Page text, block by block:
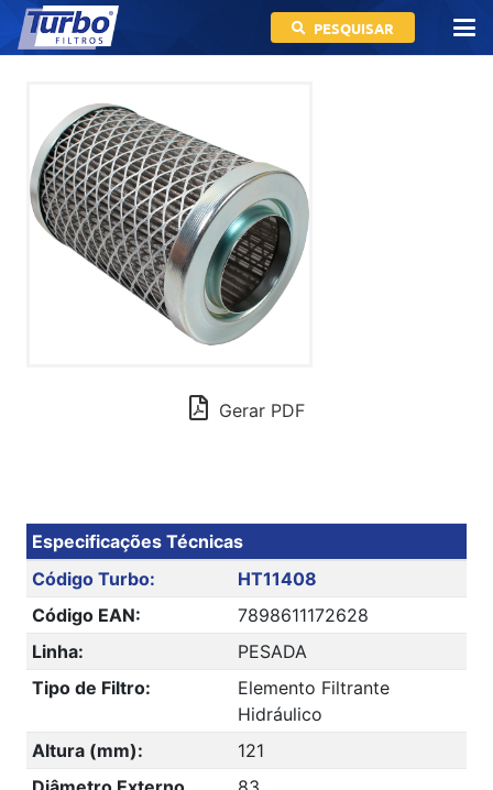
PESQUISAR
Gerar PDF
Especificações Técnicas
Código Turbo:
HT11408
Código EAN:
7898611172628
Linha:
PESADA
Tipo de Filtro:
Elemento Filtrante
Hidráulico
Altura (mm):
121